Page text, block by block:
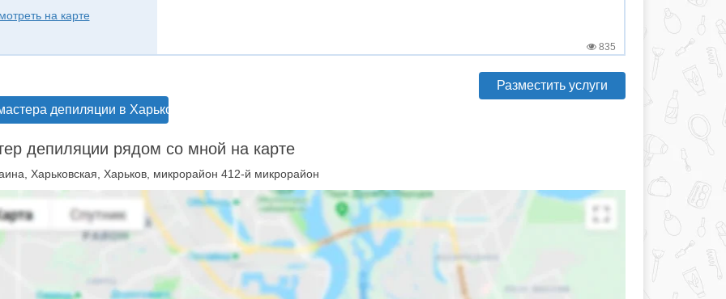
на карте
835
депиляции в Харькове
Разместить услуги
депиляции рядом со мной на карте
Харьковская, Харьков, микрорайон 412-й микрорайон